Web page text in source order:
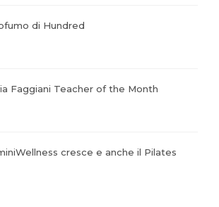
di Hundred
Faggiani Teacher of the Month
cresce e anche il Pilates